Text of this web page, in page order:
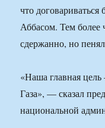
что
Аббасом. Тем более
сдержанно, но
«Наша главная
Газа», — сказал
национальной